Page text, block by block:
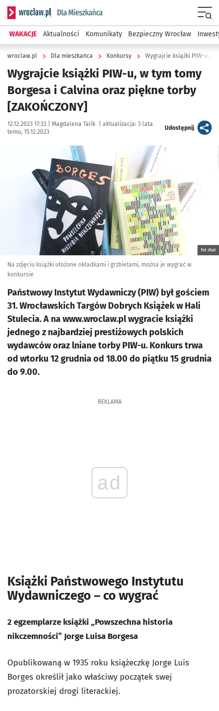
Serwis informacyjny wroclaw.pl podserwis: Dla mieszkańca
WAKACJE Aktualności Komunikaty Bezpieczny Wrocław
wroclaw.pl Dla mieszkańca Konkursy
Wygrajcie książki PIW-u, w tym tomy
Borgesa i Calvina oraz piękne torby
[ZAKOŃCZONY]
Data publikacji:
12.12.2023 17:33 | Autor:
Magdalena Talik aktualizacja: 3 lata
temu, 15.12.2023
Udostępnijartykuł
Kliknij, aby powiększyć
fot. Mat
Na zdjęciu książki ułożone okładkami i grzbietami, można je wygrać w
konkursie
Państwowy Instytut Wydawniczy (PIW) był gościem
31. Wrocławskich Targów Dobrych Książek w Hali
Stulecia. A na www.wroclaw.pl wygracie książki
jednego z najbardziej prestiżowych polskich
wydawców oraz lniane torby PIW-u. Konkurs trwa
od wtorku 12 grudnia od 18.00 do piątku 15 grudnia
do 9.00.
REKLAMA
ad
Książki Państwowego Instytutu
Wydawniczego – co wygrać
2 egzemplarze książki „Powszechna historia
nikczemności” Jorge Luisa Borgesa
Opublikowaną w 1935 roku książeczkę Jorge Luis
Borges określił jako właściwy początek swej
prozatorskiej drogi literackiej.